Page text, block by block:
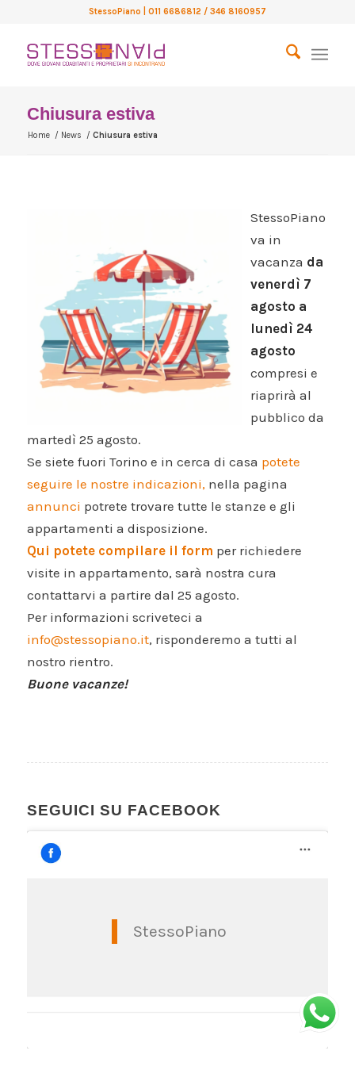
StessoPiano | 011 6686812 / 346 8160957
Chiusura estiva
Home / News / Chiusura estiva
StessoPiano
va in
vacanza da
venerdì 7
agosto a
lunedì 24
agosto
compresi e
riaprirà al
pubblico da
martedì 25 agosto.
Se siete fuori Torino e in cerca di casa potete
seguire le nostre indicazioni, nella pagina
annunci potrete trovare tutte le stanze e gli
appartamenti a disposizione.
Qui potete compilare il form per richiedere
visite in appartamento, sarà nostra cura
contattarvi a partire dal 25 agosto.
Per informazioni scriveteci a
info@stessopiano.it, risponderemo a tutti al
nostro rientro.
Buone vacanze!
SEGUICI SU FACEBOOK
StessoPiano